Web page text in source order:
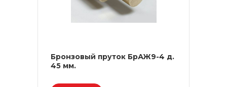
Бронзовый пруток БрАЖ9-4 д.
45 мм.